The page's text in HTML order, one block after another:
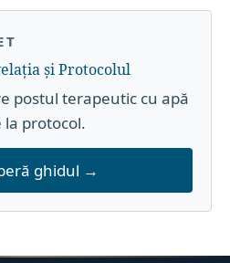
și Protocolul
postul terapeutic cu apă
protocol.
ghidul →